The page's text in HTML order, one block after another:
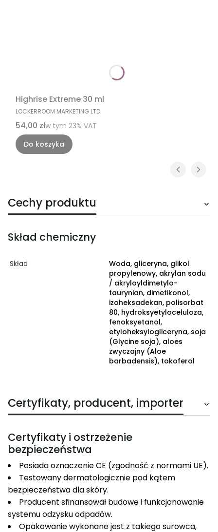
Highrise Extreme 30 ml
PRODUCENT
LOCKERROOM MARKETING LTD.
Cena brutto
54,00 złw tym %s VAT
w tym 23% VAT
Do koszyka
Cechy produktu
Skład chemiczny
Skład
Woda, gliceryna, glikol
propylenowy, akrylan sodu
/ akryloyldimetylo-
taurynian, dimetikonol,
izoheksadekan, polisorbat
80, hydroksyetyloceluloza,
fenoksyetanol,
etyloheksylogliceryna, soja
(Glycine soja), aloes
zwyczajny (Aloe
barbadensis), tokoferol
Certyfikaty, producent, importer
Certyfikaty i ostrzeżenie
bezpieczeństwa
Posiada oznaczenie CE (zgodność z normami UE).
Testowany dermatologicznie pod kątem
bezpieczeństwa dla skóry.
Producent sfinansował budowę i funkcjonowanie
systemu odzysku odpadów.
Opakowanie wykonane jest z takiego surowca,